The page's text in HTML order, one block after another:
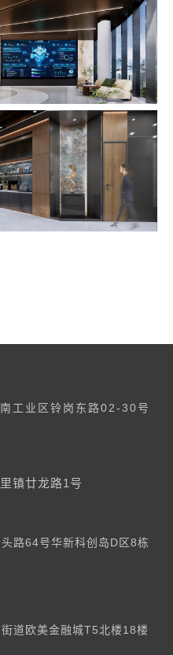
工业区铃岗东路02-30号
镇廿龙路1号
路64号华新科创岛D区8栋
道欧美金融城T5北楼18楼